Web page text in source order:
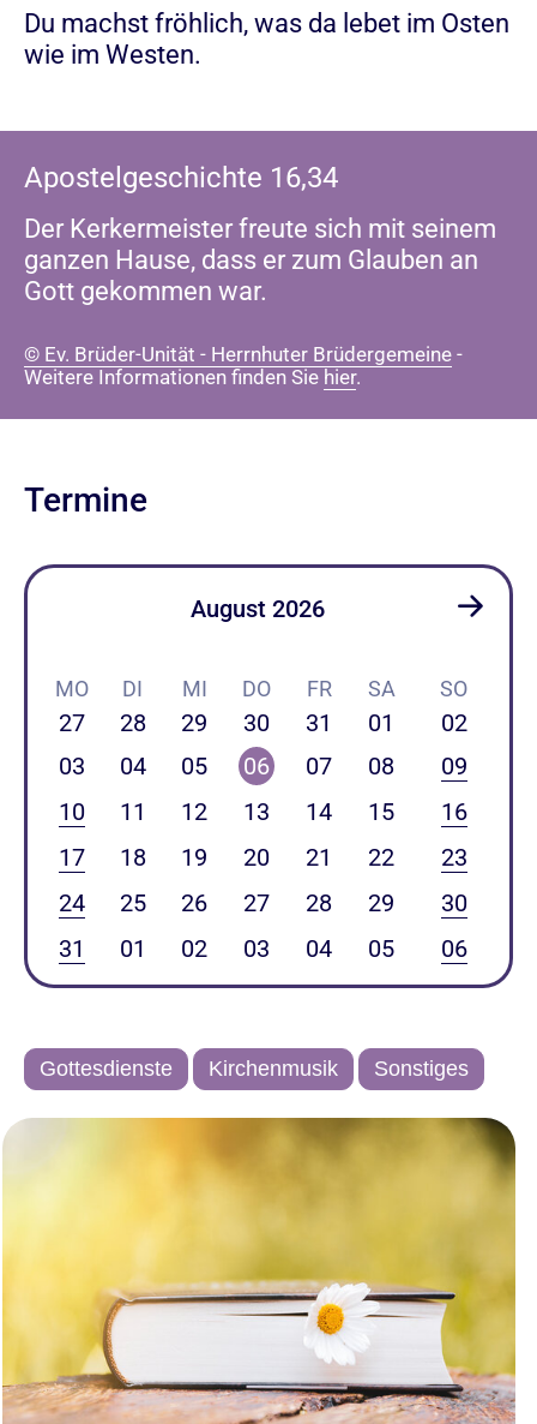
Du machst fröhlich, was da lebet im Osten
wie im Westen.
Der Kerkermeister freute sich mit seinem
ganzen Hause, dass er zum Glauben an
Gott gekommen war.
Apostelgeschichte 16,34
© Ev. Brüder-Unität - Herrnhuter Brüdergemeine -
Weitere Informationen finden Sie hier.
Termine
August 2026
MO DI MI DO FR SA SO
27 28 29 30 31 01
02
03
04 05 06 07 08
09
10
11 12 13 14 15
16
17
18 19 20 21 22
23
24
25 26 27 28 29
30
31
01 02 03 04 05 06
Gottesdienste Kirchenmusik Sonstiges